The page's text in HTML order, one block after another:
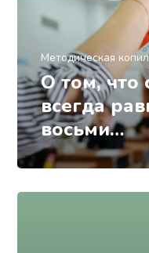
Методическая
О том, что
всегда
восьми…